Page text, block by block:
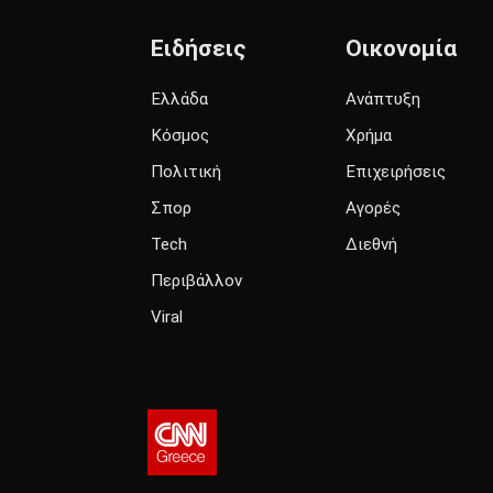
Ειδήσεις
Ελλάδα
Κόσμος
Πολιτική
Σπορ
Tech
Περιβάλλον
Viral
Οικονομία
Ανάπτυξη
Χρήμα
Επιχειρήσεις
Αγορές
Διεθνή